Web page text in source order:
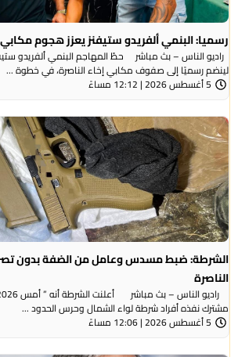
رسميا: البنمي ألفريدو ستيفنز يعزز هجوم مكابي
راديو الناس – بث مباشر حطّ المهاجم البنمي ألفريدو
لينضم رسميًا إلى صفوف مكابي إخاء الناصرة، في خطوة ...
5 أغسطس 2026 | 12:12 مساءً
الشرطة: ضبط مسدس وعامل من الضفة بدون
الناصرة
مشترك نفذه أفراد شرطة لواء الشمال وحرس الحدود ...
5 أغسطس 2026 | 12:06 مساءً